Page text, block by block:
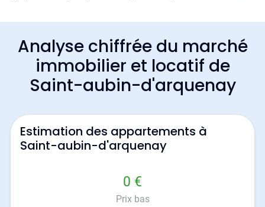
Analyse chiffrée du marché
immobilier et locatif de
Saint-aubin-d'arquenay
Estimation des appartements à
Saint-aubin-d'arquenay
0 €
Prix bas